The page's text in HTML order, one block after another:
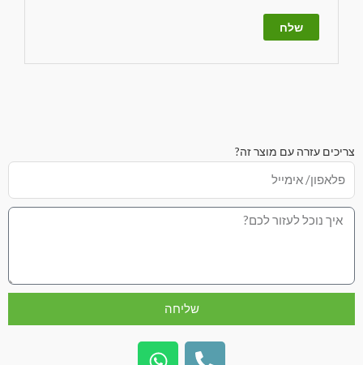
צריכים עזרה עם מוצר זה?
שליחה